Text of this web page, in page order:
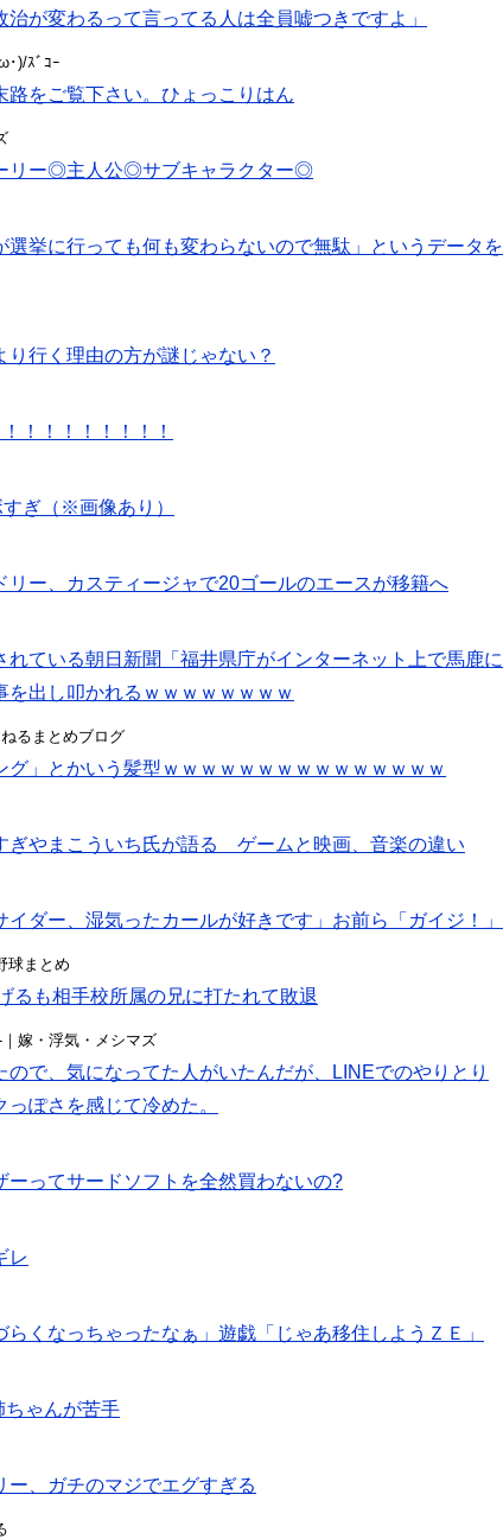
が変わるって言ってる人は全員嘘つきですよ」
･)/ｽﾞｺｰ
路をご覧下さい。ひょっこりはん
リー◎主人公◎サブキャラクター◎
選挙に行っても何も変わらないので無駄」というデータを
行く理由の方が謎じゃない？
！！！！！！！！
ぎ（※画像あり）
リー、カスティージャで20ゴールのエースが移籍へ
れている朝日新聞「福井県庁がインターネット上で馬鹿に
出し叩かれるｗｗｗｗｗｗｗｗ
るまとめブログ
グ」とかいう髪型ｗｗｗｗｗｗｗｗｗｗｗｗｗｗｗ
ぎやまこういち氏が語る ゲームと映画、音楽の違い
ダー、湿気ったカールが好きです」お前ら「ガイジ！」
球まとめ
るも相手校所属の兄に打たれて敗退
嫁・浮気・メシマズ
ので、気になってた人がいたんだが、LINEでのやりとり
ぽさを感じて冷めた。
ーってサードソフトを全然買わないの?
レ
くなっちゃったなぁ」遊戯「じゃあ移住しようＺＥ」
ちゃんが苦手
ー、ガチのマジでエグすぎる